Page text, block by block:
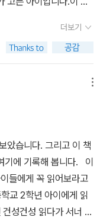
네가 좋구나파란 머리
술도 하고영어도 하면
키오야우리 아빠 꿈속
니먹고 싶은 것이랑 놀
문에 한시도 쉴 틈
요.아빠는 엄마가 시우
지만 그것도 소용은 없
드'라는 것을 만드는
카드를 만들게 되는데
기 시작하네요.이후로
학년 어린이 창작 동화
더보기
았습니다. 그리고 이 책
에 기록해 봅니다. 이
들에게 꼭 읽어보라고
교 2학년 아이에게 읽
성건성 읽다가 서너 장